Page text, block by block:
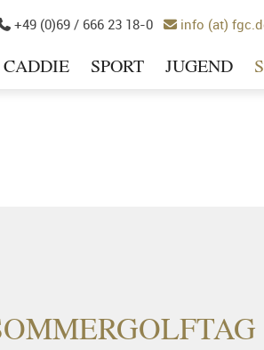
+49 (0)69 / 666 23 18-0  info (at)
CADDIE SPORT JUGEND